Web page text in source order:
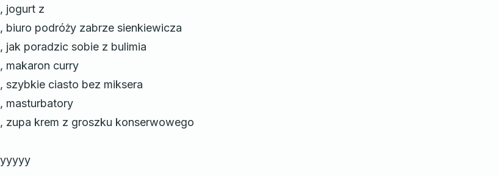
, jogurt z
, biuro podróży zabrze sienkiewicza
, jak poradzic sobie z bulimia
, makaron curry
, szybkie ciasto bez miksera
, masturbatory
, zupa krem z groszku konserwowego
yyyyy